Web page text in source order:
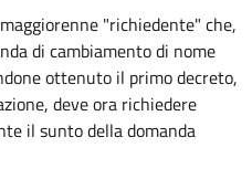
"richiedente" che,
di cambiamento di nome
ottenuto il primo decreto,
deve ora richiedere
il sunto della domanda